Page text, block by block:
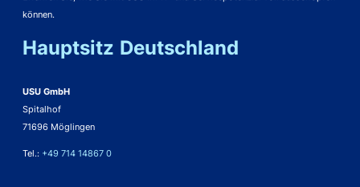
können.
Hauptsitz Deutschland
USU GmbH
Spitalhof
71696 Möglingen
Tel.: +49 714 14867 0